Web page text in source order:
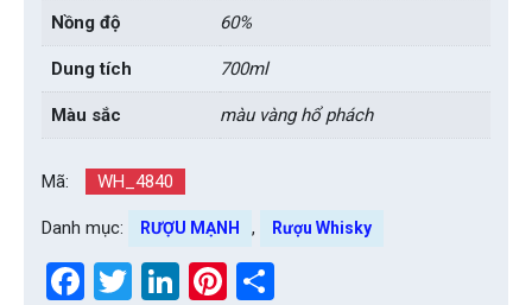
Nồng độ 60%
Dung tích 700ml
Màu sắc màu vàng hổ phách
Mã: WH_4840
Danh mục: RƯỢU MẠNH , Rượu Whisky
Facebook
Twitter
LinkedIn
Pinterest